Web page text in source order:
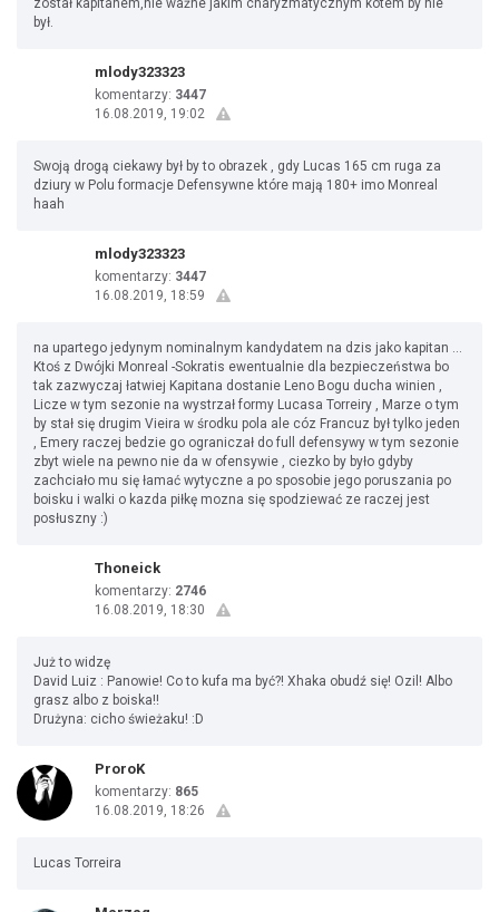
został kapitanem,nie ważne jakim charyzmatycznym kotem by nie
był.
mlody323323
komentarzy: 3447
16.08.2019, 19:02
Swoją drogą ciekawy był by to obrazek , gdy Lucas 165 cm ruga za
dziury w Polu formacje Defensywne które mają 180+ imo Monreal
haah
mlody323323
komentarzy: 3447
16.08.2019, 18:59
na upartego jedynym nominalnym kandydatem na dzis jako kapitan ...
Ktoś z Dwójki Monreal -Sokratis ewentualnie dla bezpieczeństwa bo
tak zazwyczaj łatwiej Kapitana dostanie Leno Bogu ducha winien ,
Licze w tym sezonie na wystrzał formy Lucasa Torreiry , Marze o tym
by stał się drugim Vieira w środku pola ale cóz Francuz był tylko jeden
, Emery raczej bedzie go ograniczał do full defensywy w tym sezonie
zbyt wiele na pewno nie da w ofensywie , ciezko by było gdyby
zachciało mu się łamać wytyczne a po sposobie jego poruszania po
boisku i walki o kazda piłkę mozna się spodziewać ze raczej jest
posłuszny :)
Thoneick
komentarzy: 2746
16.08.2019, 18:30
Już to widzę
David Luiz : Panowie! Co to kufa ma być?! Xhaka obudź się! Ozil! Albo
grasz albo z boiska!!
Drużyna: cicho świeżaku! :D
ProroK
komentarzy: 865
16.08.2019, 18:26
Lucas Torreira